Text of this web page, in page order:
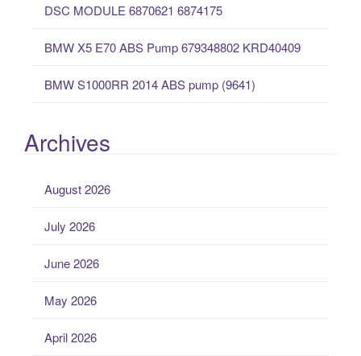
DSC MODULE 6870621 6874175
BMW X5 E70 ABS Pump 679348802 KRD40409
BMW S1000RR 2014 ABS pump (9641)
Archives
August 2026
July 2026
June 2026
May 2026
April 2026